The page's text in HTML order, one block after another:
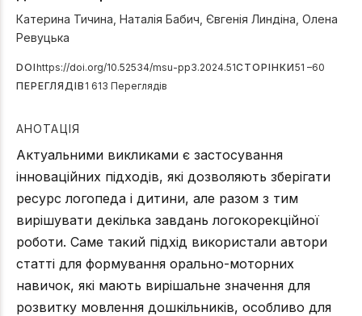
Катерина Тичина Наталія Бабич Євгенія Линдіна Олена
Ревуцька
DOIhttps://doi.org/10.52534/msu-pp3.2024.51СТОРІНКИ51 –60
ПЕРЕГЛЯДІВ 1 613 Переглядів
АНОТАЦІЯ
Актуальними викликами є застосування
інноваційних підходів, які дозволяють зберігати
ресурс логопеда і дитини, але разом з тим
вирішувати декілька завдань логокорекційної
роботи. Саме такий підхід використали автори
статті для формування орально-моторних
навичок, які мають вирішальне значення для
розвитку мовлення дошкільників, особливо для